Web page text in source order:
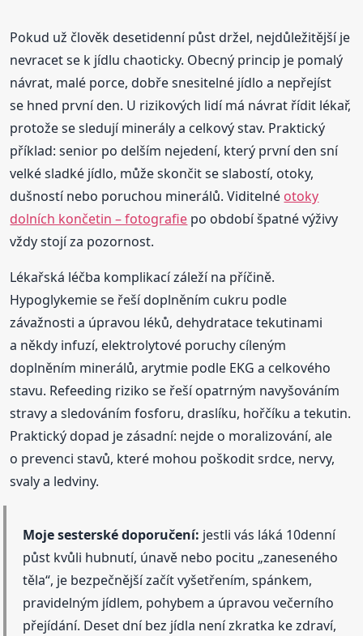
Pokud už člověk desetidenní půst držel, nejdůležitější je
nevracet se k jídlu chaoticky. Obecný princip je pomalý
návrat, malé porce, dobře snesitelné jídlo a nepřejíst
se hned první den. U rizikových lidí má návrat řídit lékař,
protože se sledují minerály a celkový stav. Praktický
příklad: senior po delším nejedení, který první den sní
velké sladké jídlo, může skončit se slabostí, otoky,
dušností nebo poruchou minerálů. Viditelné otoky
dolních končetin – fotografie po období špatné výživy
vždy stojí za pozornost.
Lékařská léčba komplikací záleží na příčině.
Hypoglykemie se řeší doplněním cukru podle
závažnosti a úpravou léků, dehydratace tekutinami
a někdy infuzí, elektrolytové poruchy cíleným
doplněním minerálů, arytmie podle EKG a celkového
stavu. Refeeding riziko se řeší opatrným navyšováním
stravy a sledováním fosforu, draslíku, hořčíku a tekutin.
Praktický dopad je zásadní: nejde o moralizování, ale
o prevenci stavů, které mohou poškodit srdce, nervy,
svaly a ledviny.
Moje sesterské doporučení: jestli vás láká 10denní
půst kvůli hubnutí, únavě nebo pocitu „zaneseného
těla“, je bezpečnější začít vyšetřením, spánkem,
pravidelným jídlem, pohybem a úpravou večerního
přejídání. Deset dní bez jídla není zkratka ke zdraví,